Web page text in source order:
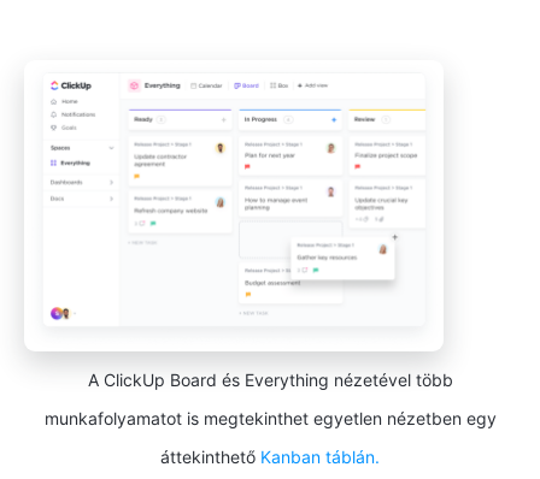
A ClickUp Board és Everything nézetével több
munkafolyamatot is megtekinthet egyetlen nézetben egy
áttekinthető Kanban táblán.